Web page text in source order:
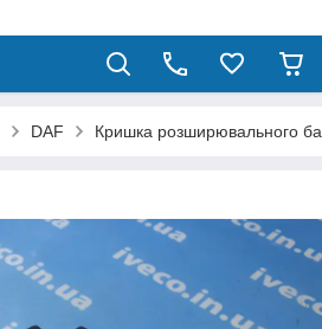
DAF Кришка розширювального